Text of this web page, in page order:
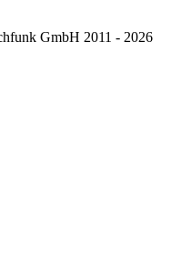
GmbH 2011 - 2026